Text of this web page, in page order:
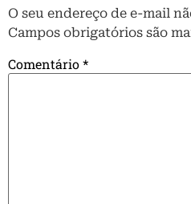
O seu endereço de e-mail
Campos obrigatórios são
Comentário*